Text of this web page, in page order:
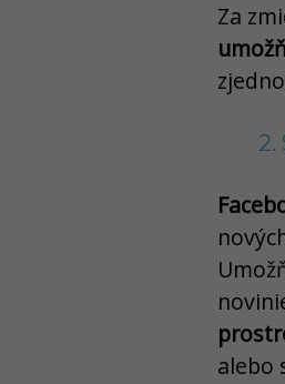
Za
alebo